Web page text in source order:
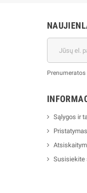
Sąlygos ir
Pristatymas
Susisiekite